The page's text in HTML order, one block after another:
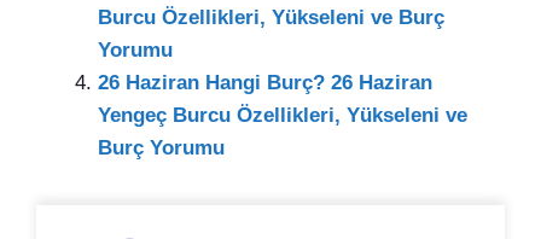
Burcu Özellikleri, Yükseleni ve Burç
Yorumu
26 Haziran Hangi Burç? 26 Haziran
Yengeç Burcu Özellikleri, Yükseleni ve
Burç Yorumu